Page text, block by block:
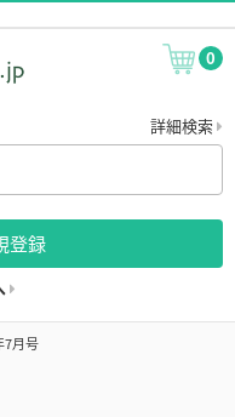
0
詳細検索
登録
7月号